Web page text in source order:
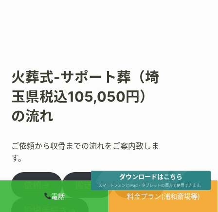
電話 料金プラン(浦和斎場等)
火葬式-サポート葬（埼
玉県税込105,050円）
の流れ
ご依頼から収骨までの流れをご案内致しま
す。
搬送→ 安置→
ダウンロードはこちら
スマートフォンとiPad・タブレットの両方で使用できます。